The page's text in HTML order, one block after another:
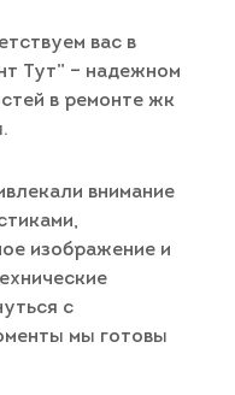
вас в
Тут” – надежном
в ремонте жк
внимание
изображение и
с
мы готовы